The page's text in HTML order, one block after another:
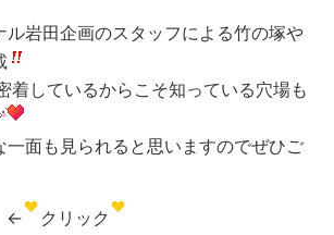
ル岩田企画のスタッフによる竹の塚や
着しているからこそ知っている穴場も
一面も見られると思いますのでぜひご
← クリック